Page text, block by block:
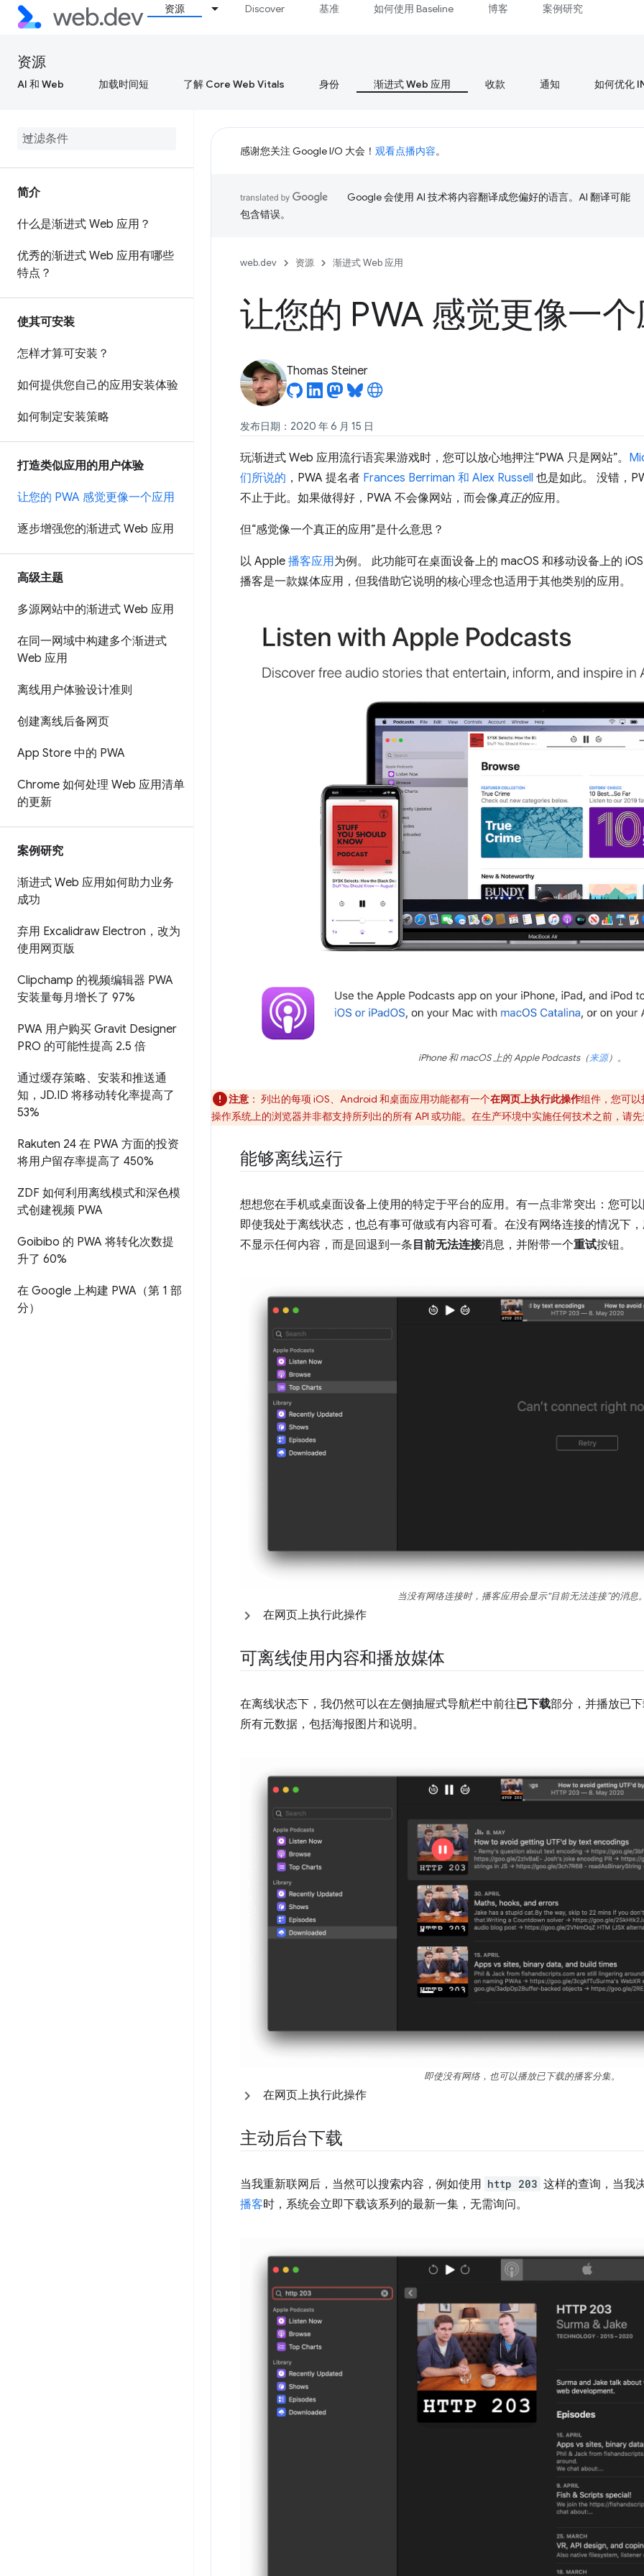
资源 Discover 基准 如何使用 Baseline 博客 案例研究
资源
AI 和 Web 加载时间短 了解 Core Web Vitals 身份 渐进式 Web 应用 收款 通知 如何优化
简介
什么是渐进式 Web 应用？
优秀的渐进式 Web 应用有哪些
特点？
使其可安装
怎样才算可安装？
如何提供您自己的应用安装体验
如何制定安装策略
打造类似应用的用户体验
让您的 PWA 感觉更像一个应用
逐步增强您的渐进式 Web 应用
高级主题
多源网站中的渐进式 Web 应用
在同一网域中构建多个渐进式
Web 应用
离线用户体验设计准则
创建离线后备网页
App Store 中的 PWA
Chrome 如何处理 Web 应用清单
的更新
案例研究
渐进式 Web 应用如何助力业务
成功
弃用 Excalidraw Electron，改为
使用网页版
Clipchamp 的视频编辑器 PWA
安装量每月增长了 97%
PWA 用户购买 Gravit Designer
PRO 的可能性提高 2.5 倍
通过缓存策略、安装和推送通
知，JD.ID 将移动转化率提高了
53%
Rakuten 24 在 PWA 方面的投资
将用户留存率提高了 450%
ZDF 如何利用离线模式和深色模
式创建视频 PWA
Goibibo 的 PWA 将转化次数提
升了 60%
在 Google 上构建 PWA（第 1 部
分）
感谢您关注 Google I/O 大会！ 观看点播内容。
Google 会使用 AI 技术将内容翻译成您偏好的语言。AI 翻译可能
包含错误。
web.dev 资源 渐进式 Web 应用
让您的 PWA 感觉更像一
Thomas Steiner
发布日期：2020 年 6 月 15 日
玩渐进式 Web 应用流行语宾果游戏时，您可以放心地押注“PWA 只是网站”。
们所说的 ，PWA 提名者 Frances Berriman 和 Alex Russell 也是如此。 没错，
不止于此。如果做得好，PWA 不会像网站，而会像真正的应用。
但“感觉像一个真正的应用”是什么意思？
以 Apple 播客应用为例。 此功能可在桌面设备上的 macOS 和移动设备上的
播客是一款媒体应用，但我借助它说明的核心理念也适用于其他类别的应用。
iPhone 和 macOS 上的 Apple Podcasts（来源）。
注意 ： 列出的每项 iOS、Android 和桌面应用功能都有一个在网页上执行此操作组件，您可
操作系统上的浏览器并非都支持所列出的所有 API 或功能。在生产环境中实施任何技术之前，请
能够离线运行
想想您在手机或桌面设备上使用的特定于平台的应用。有一点非常突出：您可
即使我处于离线状态，也总有事可做或有内容可看。在没有网络连接的情况下
不显示任何内容，而是回退到一条 目前无法连接消息，并附带一个重试按钮。
当没有网络连接时，播客应用会显示“目前无法连接”的消息
在网页上执行此操作
可离线使用内容和播放媒体
在离线状态下，我仍然可以在左侧抽屉式导航栏中前往已下载部分，并播放已
所有元数据，包括海报图片和说明。
即使没有网络，也可以播放已下载的播客分集。
在网页上执行此操作
主动后台下载
当我重新联网后，当然可以搜索内容，例如使用 http 203 这样的查询，当我
播客时，系统会立即下载该系列的最新一集，无需询问。